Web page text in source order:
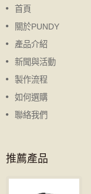
首頁
關於PUNDY
產品介紹
新聞與活動
製作流程
如何選購
聯絡我們
推薦產品